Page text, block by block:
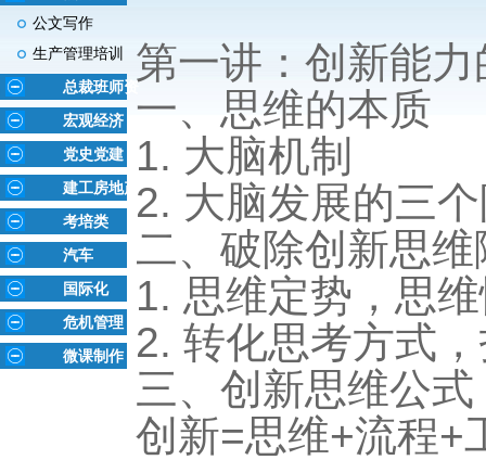
公文写作
生产管理培训
总裁班师资
宏观经济
党史党建
建工房地产
考培类
汽车
国际化
危机管理
微课制作
第一讲：创新能
一、思维的本质
1. 大脑机制
2. 大脑发展的三
二、破除创新思维
1. 思维定势，思
2. 转化思考方式
三、创新思维公式
创新=思维+流程+